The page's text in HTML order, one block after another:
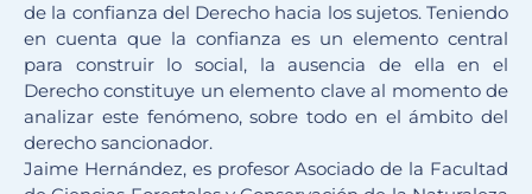
de la confianza del Derecho hacia los sujetos. Teniendo
en cuenta que la confianza es un elemento central
para construir lo social, la ausencia de ella en el
Derecho constituye un elemento clave al momento de
analizar este fenómeno, sobre todo en el ámbito del
derecho sancionador.
Jaime Hernández, es profesor Asociado de la Facultad